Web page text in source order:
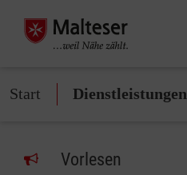
Start Dienstleistungen
Vorlesen